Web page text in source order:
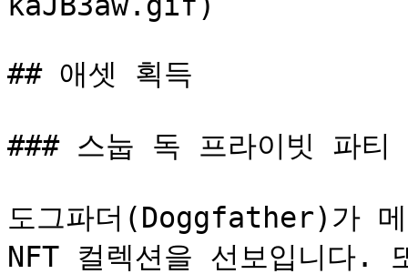
## 애셋 획득
### 스눕 독 프라이빗 파티
도그파더(Doggfather)가
NFT 컬렉션을 선보입니다.